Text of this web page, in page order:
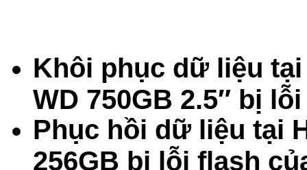
Khôi phục dữ liệu
WD 750GB 2.5″ bị
Phục hồi dữ liệu tại
256GB bị lỗi flash